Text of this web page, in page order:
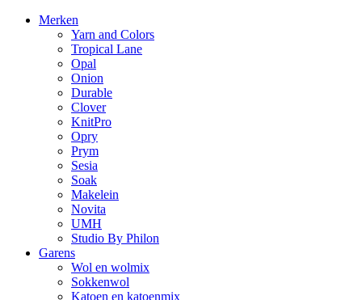
Merken
Yarn and Colors
Tropical Lane
Opal
Onion
Durable
Clover
KnitPro
Opry
Prym
Sesia
Soak
Makelein
Novita
UMH
Studio By Philon
Garens
Wol en wolmix
Sokkenwol
Katoen en katoenmix